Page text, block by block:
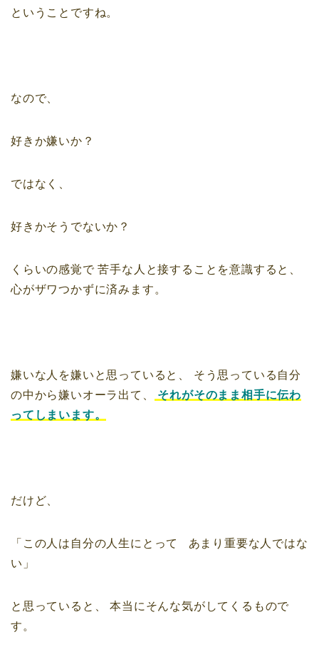
ということですね。
なので、
好きか嫌いか？
ではなく、
好きかそうでないか？
くらいの感覚で苦手な人と接することを意識すると、
心がザワつかずに済みます。
嫌いな人を嫌いと思っていると、
そう思っている自分
の中から嫌いオーラ出て、
それがそのまま相手に伝わ
ってしまいます。
だけど、
「この人は自分の人生にとって
あまり重要な人ではな
い」
と思っていると、
本当にそんな気がしてくるもので
す。